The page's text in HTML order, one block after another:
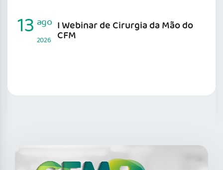
I Webinar de Cirurgia da Mão do
CFM
13 ago
2026